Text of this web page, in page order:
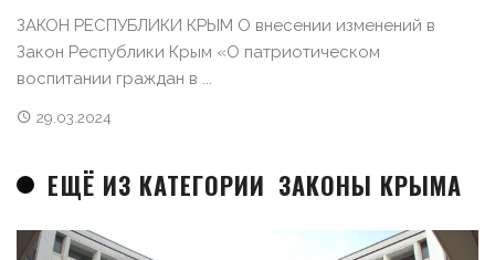
ЗАКОН РЕСПУБЛИКИ КРЫМ О внесении изменений в
Закон Республики Крым «О патриотическом
воспитании граждан в ...
29.03.2024
ЕЩЁ ИЗ КАТЕГОРИИ ЗАКОНЫ КРЫМА